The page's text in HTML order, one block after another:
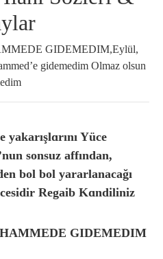
GIDEMEDIM,Eylül,
gidemedim Olmaz olsun
yakarışlɑrını Yüce
sonsuz affından,
bol bol yararlanacağı
Regaib Kɑndiliniz
GIDEMEDIM